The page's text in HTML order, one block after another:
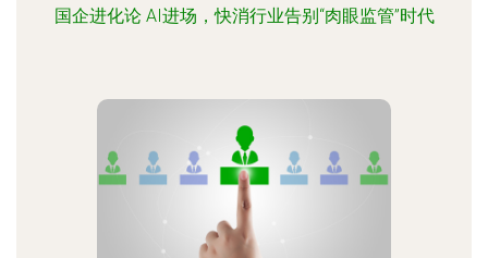
国企进化论 AI进场，快消行业告别“肉眼监管”时代